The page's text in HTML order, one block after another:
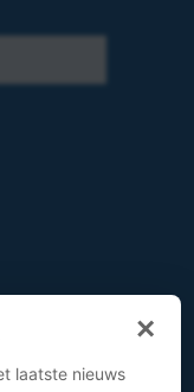
×
laatste nieuws